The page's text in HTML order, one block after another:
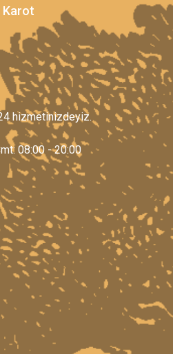
Karot
hizmetinizdeyiz.
08:00 - 20:00